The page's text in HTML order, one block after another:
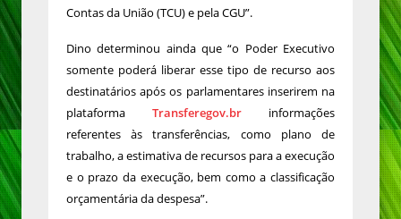
Contas da União (TCU) e pela CGU”.
Dino determinou ainda que “o Poder Executivo
somente poderá liberar esse tipo de recurso aos
destinatários após os parlamentares inserirem na
plataforma Transferegov.br informações
referentes às transferências, como plano de
trabalho, a estimativa de recursos para a execução
e o prazo da execução, bem como a classificação
orçamentária da despesa”.